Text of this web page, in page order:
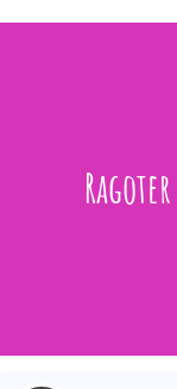
Ragoter